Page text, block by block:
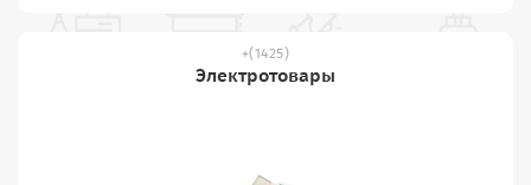
(1425)
Электротовары